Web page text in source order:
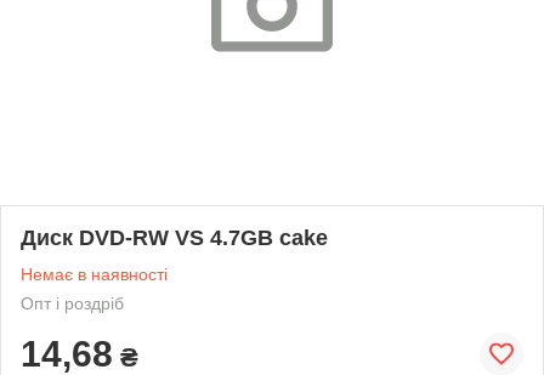
Диск DVD-RW VS 4.7GB cake
Немає в наявності
Опт і роздріб
14,68 ₴